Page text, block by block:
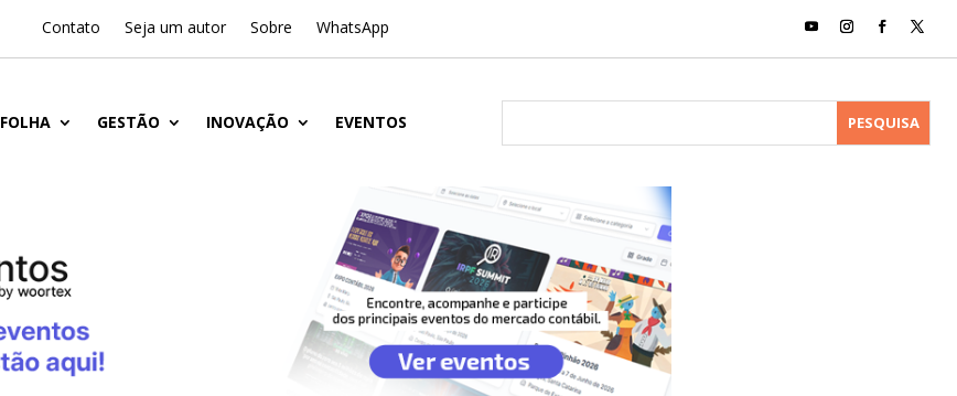
Contato Seja um autor Sobre WhatsApp
FOLHA GESTÃO INOVAÇÃO EVENTOS